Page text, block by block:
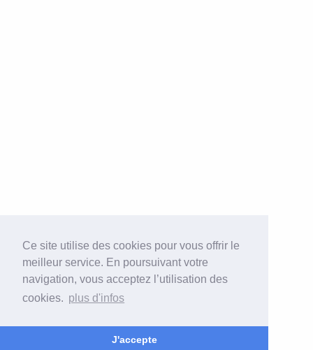
Ce site utilise des cookies pour vous offrir le
meilleur service. En poursuivant votre
navigation, vous acceptez l’utilisation des
cookies. plus d'infos
J'accepte